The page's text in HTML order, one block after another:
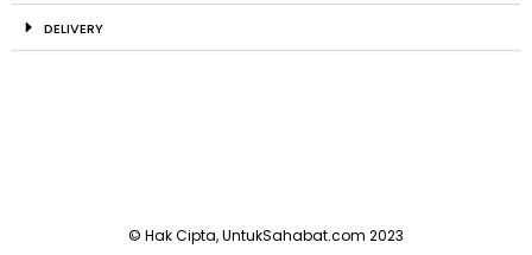
DELIVERY
© Hak Cipta, UntukSahabat.com 2023